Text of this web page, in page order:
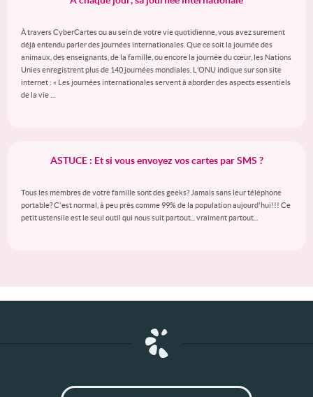
À travers CyberCartes ou au sein de votre vie quotidienne, vous avez surement
déjà entendu parler des journées internationales. Que ce soit la journée des
animaux, des enseignants, de la famille, ou encore la journée du cœur, les Nations
Unies enregistrent plus de 140 journées mondiales. L’ONU indique sur son site
internet : « Les journées internationales servent à aborder des aspects essentiels
de la vie …
ASTUCE : Et si vous envoyez vos cartes par SMS ?
Tous les membres de votre famille sont des geeks? Jamais sans leur téléphone
portable? C'est normal, à peu près comme 99% de la population aujourd'hui!!! Ce
petit ustensile est le seul outil qui nous suit partout... vraiment partout...